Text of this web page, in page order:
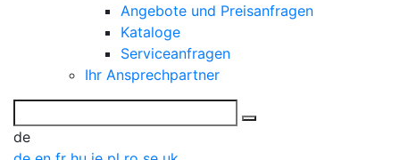
Angebote und Preisanfragen
Kataloge
Serviceanfragen
Ihr Ansprechpartner
de